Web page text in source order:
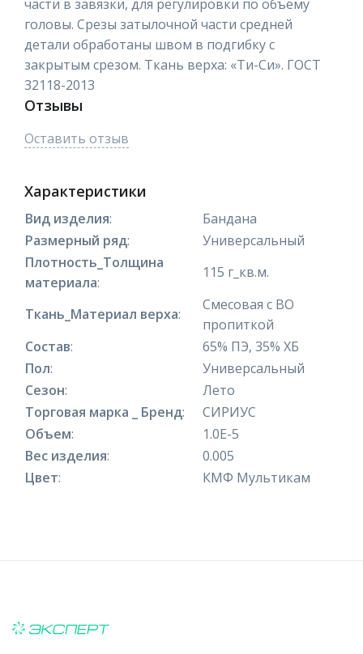
части в завязки, для регулировки по объёму
головы. Срезы затылочной части средней
детали обработаны швом в подгибку с
закрытым срезом. Ткань верха: «Ти-Си». ГОСТ
32118-2013
Отзывы
Оставить отзыв
Характеристики
Вид изделия:
Бандана
Размерный ряд:
Универсальный
Плотность_Толщина
материала:
115 г_кв.м.
Ткань_Материал верха:
Смесовая с ВО
пропиткой
Состав:
65% ПЭ, 35% ХБ
Пол:
Универсальный
Сезон:
Лето
Торговая марка _ Бренд:
СИРИУС
Объем:
1.0E-5
Вес изделия:
0.005
Цвет: КМФ Мультикам